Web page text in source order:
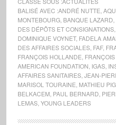
BALISÉ AVEC :ANDRÉ NUTTE
MONTEBOURG, BANQUE LAZARD
DES DÉPÔTS ET CONSIGNATIONS,
DOMINIQUE VOYNET, FADELA
DES AFFAIRES SOCIALES, FAF,
FRANÇOIS HOLLANDE
AMERICAN FOUNDATION IGAS,
AFFAIRES SANITAIRES, JEAN-
MARISOL TOURAINE MATHIEU
BELKACEM PAUL BERNARD
LEMAS, YOUNG LEADERS